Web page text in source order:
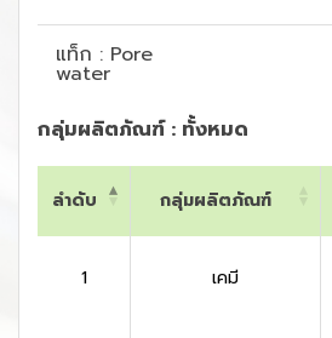
แท็ก : Pore
water
กลุ่มผลิตภัณฑ์ : ทั้งหมด
ลำดับ กลุ่มผลิตภัณฑ์
1 เคมี